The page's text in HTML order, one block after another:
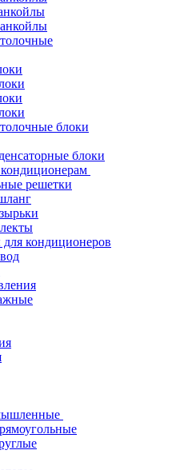
блоки
блоки
решетки
кондиционеров